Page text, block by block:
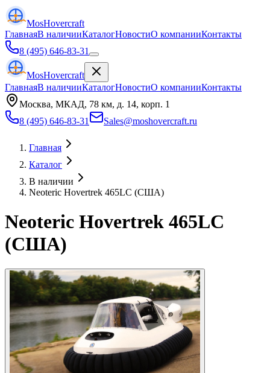
MosHovercraft
ГлавнаяВ наличииКаталогНовостиО компанииКонтакты
8 (495) 646-83-31
MosHovercraft
ГлавнаяВ наличииКаталогНовостиО компанииКонтакты
Москва, МКАД, 78 км, д. 14, корп. 1
8 (495) 646-83-31
Sales@moshovercraft.ru
Главная
Каталог
В наличии
Neoteric Hovertrek 465LC (США)
Neoteric Hovertrek 465LC
(США)